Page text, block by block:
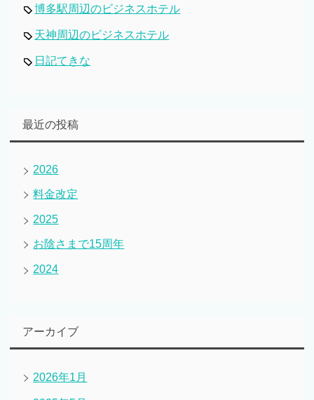
博多駅周辺のビジネスホテル
天神周辺のビジネスホテル
日記てきな
最近の投稿
2026
料金改定
2025
お陰さまで15周年
2024
アーカイブ
2026年1月